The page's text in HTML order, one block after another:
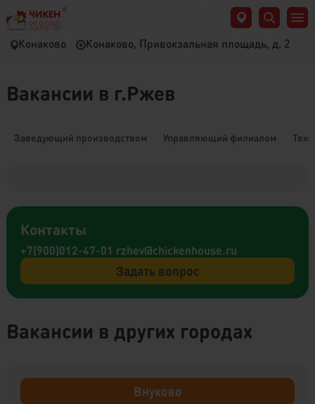
Конаково Конаково, Привокзальная площадь, д. 2
Вакансии в г.Ржев
Заведующий производством Управляющий филиалом
Контакты
+7(900)012-47-01 rzhev@chickenhouse.ru
Задать вопрос
Вакансии в других городах
Внуково